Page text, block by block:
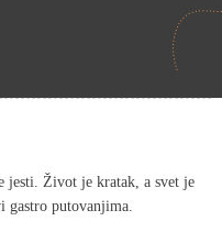
jesti. Život je kratak, a svet je
gastro putovanjima.